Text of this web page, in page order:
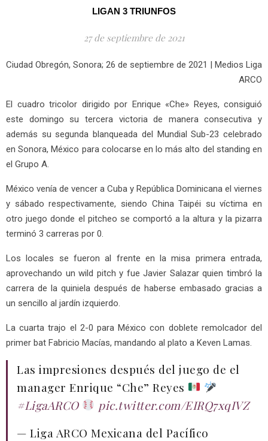
LIGAN 3 TRIUNFOS
27 de septiembre de 2021
Ciudad Obregón, Sonora; 26 de septiembre de 2021 | Medios Liga
ARCO
El cuadro tricolor dirigido por Enrique «Che» Reyes, consiguió
este domingo su tercera victoria de manera consecutiva y
además su segunda blanqueada del Mundial Sub-23 celebrado
en Sonora, México para colocarse en lo más alto del standing en
el Grupo A.
México venía de vencer a Cuba y República Dominicana el viernes
y sábado respectivamente, siendo China Taipéi su víctima en
otro juego donde el pitcheo se comportó a la altura y la pizarra
terminó 3 carreras por 0.
Los locales se fueron al frente en la misa primera entrada,
aprovechando un wild pitch y fue Javier Salazar quien timbró la
carrera de la quiniela después de haberse embasado gracias a
un sencillo al jardín izquierdo.
La cuarta trajo el 2-0 para México con doblete remolcador del
primer bat Fabricio Macías, mandando al plato a Keven Lamas.
Las impresiones después del juego de el
manager Enrique “Che” Reyes
#LigaARCO
pic.twitter.com/EIRQ7xqIVZ
— Liga ARCO Mexicana del Pacífico